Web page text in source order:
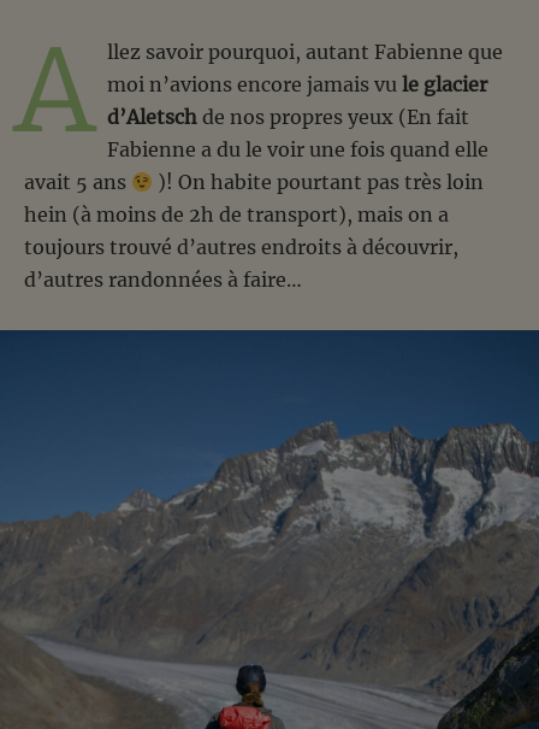
A llez savoir pourquoi, autant Fabienne que
moi n’avions encore jamais vu le glacier
d’Aletsch de nos propres yeux (En fait
Fabienne a du le voir une fois quand elle
avait 5 ans
)! On habite pourtant pas très loin
hein (à moins de 2h de transport), mais on a
toujours trouvé d’autres endroits à découvrir,
d’autres randonnées à faire…